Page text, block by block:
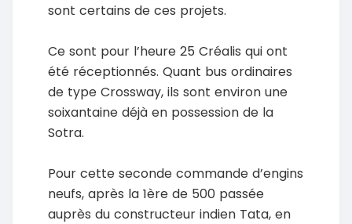
sont certains de ces projets.
Ce sont pour l’heure 25 Créalis qui ont
été réceptionnés. Quant bus ordinaires
de type Crossway, ils sont environ une
soixantaine déjà en possession de la
Sotra.
Pour cette seconde commande d’engins
neufs, après la 1ère de 500 passée
auprès du constructeur indien Tata, en